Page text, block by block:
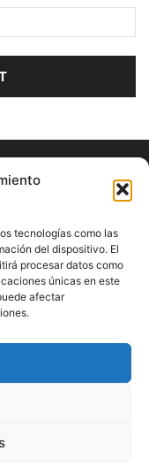
tecnologías como las
del dispositivo. El
procesar datos como
únicas en este
afectar
de interés general